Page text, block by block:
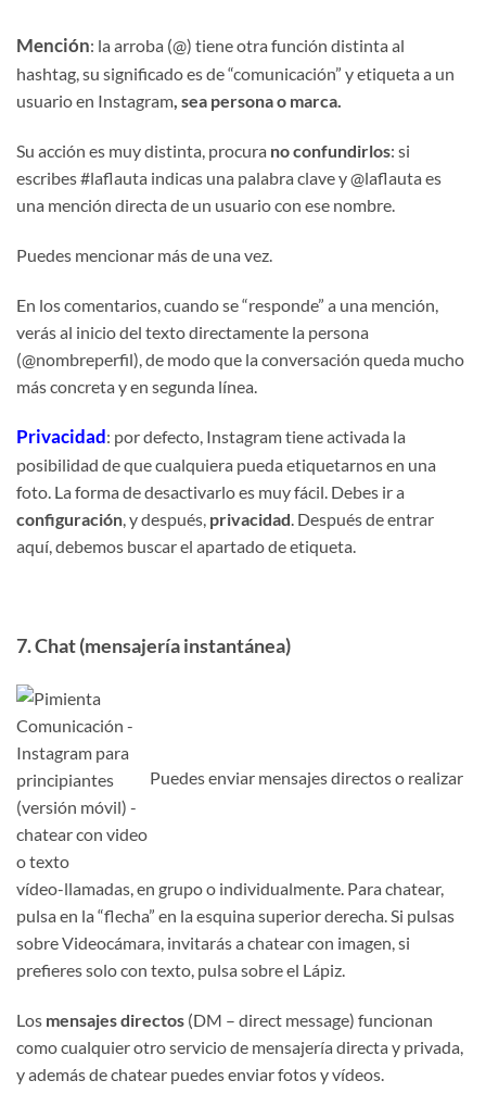
Mención: la arroba (@) tiene otra función distinta al
hashtag, su significado es de “comunicación” y etiqueta a un
usuario en Instagram, sea persona o marca.
Su acción es muy distinta, procura no confundirlos: si
escribes #laflauta indicas una palabra clave y @laflauta es
una mención directa de un usuario con ese nombre.
Puedes mencionar más de una vez.
En los comentarios, cuando se “responde” a una mención,
verás al inicio del texto directamente la persona
(@nombreperfil), de modo que la conversación queda mucho
más concreta y en segunda línea.
Privacidad: por defecto, Instagram tiene activada la
posibilidad de que cualquiera pueda etiquetarnos en una
foto. La forma de desactivarlo es muy fácil. Debes ir a
configuración , y después, privacidad . Después de entrar
aquí, debemos buscar el apartado de etiqueta.
7. Chat (mensajería instantánea)
Puedes enviar mensajes directos o realizar
vídeo-llamadas, en grupo o individualmente. Para chatear,
pulsa en la “flecha” en la esquina superior derecha. Si pulsas
sobre Videocámara, invitarás a chatear con imagen, si
prefieres solo con texto, pulsa sobre el Lápiz.
Los mensajes directos (DM – direct message) funcionan
como cualquier otro servicio de mensajería directa y privada,
y además de chatear puedes enviar fotos y vídeos.